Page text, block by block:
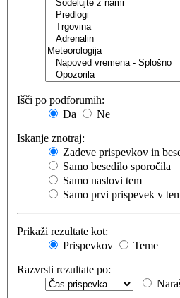
Išči po podforumih:
Da
Ne
Iskanje znotraj:
Zadeve prispevkov in
Samo besedilo sporočila
Samo naslovi tem
Samo prvi prispevek v
Prikaži rezultate kot:
Prispevkov
Teme
Razvrsti rezultate po: